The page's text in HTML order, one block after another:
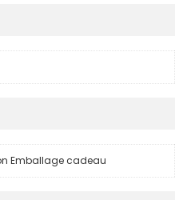
Emballage cadeau